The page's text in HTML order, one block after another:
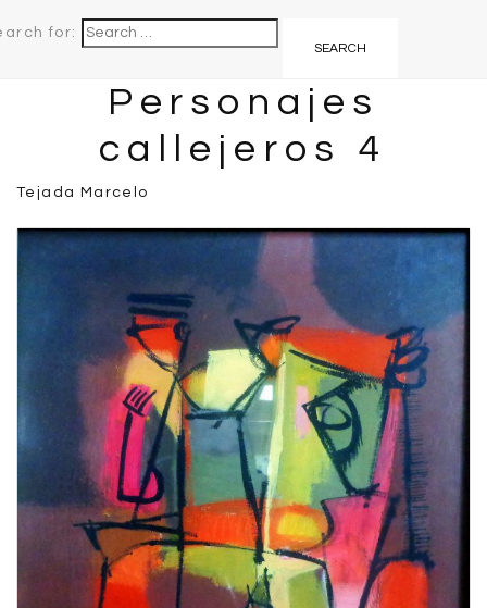
for:
Personajes
callejeros 4
Tejada Marcelo